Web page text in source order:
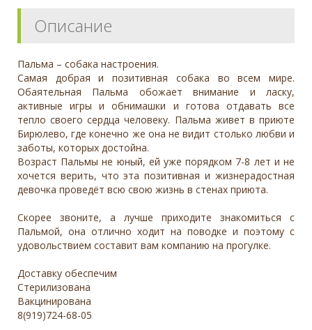
Описание
Пальма – собака настроения.
Самая добрая и позитивная собака во всем мире.
Обаятельная Пальма обожает внимание и ласку,
активные игры и обнимашки и готова отдавать все
тепло своего сердца человеку. Пальма живет в приюте
Бирюлево, где конечно же она не видит столько любви и
заботы, которых достойна.
Возраст Пальмы не юный, ей уже порядком 7-8 лет и не
хочется верить, что эта позитивная и жизнерадостная
девочка проведёт всю свою жизнь в стенах приюта.
Скорее звоните, а лучше приходите знакомиться с
Пальмой, она отлично ходит на поводке и поэтому с
удовольствием составит вам компанию на прогулке.
Доставку обеспечим
Стерилизована
Вакцинирована
8(919)724-68-05